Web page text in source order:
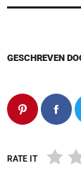
GESCHREVEN
RATE IT